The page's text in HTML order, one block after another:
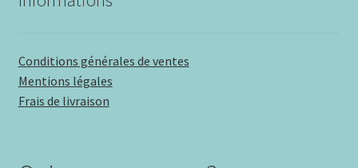
Conditions générales de ventes
Mentions légales
Frais de livraison